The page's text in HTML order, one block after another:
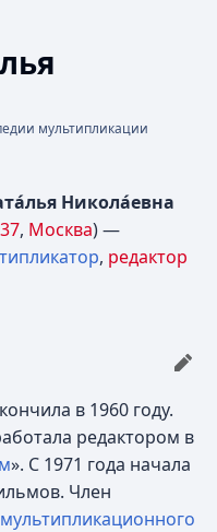
мультипликации
Никола́евна
, Москва) —
, редактор
в 1960 году.
редактором в
». С 1971 года начала
Член